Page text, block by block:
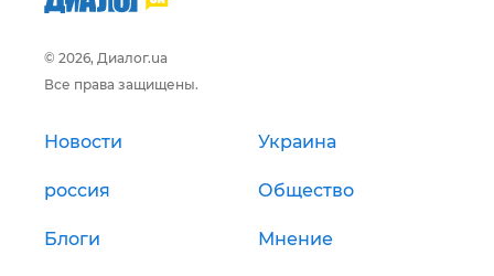
© 2026, Диалог.ua
Все права защищены.
Новости Украина
россия Общество
Блоги Мнение